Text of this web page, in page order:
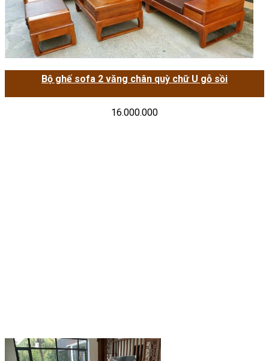
Bộ ghế sofa 2 văng chân quỳ chữ U gỗ sồi
16.000.000